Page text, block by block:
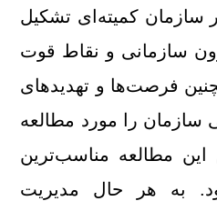
سازمان كمیته‌ای تشكیل
سازمانی و نقاط قوت
فرصت‌ها و تهدیدهای
سازمان را مورد مطالعه
مطالعه مناسب‌ترین
به هر حال مدیریت